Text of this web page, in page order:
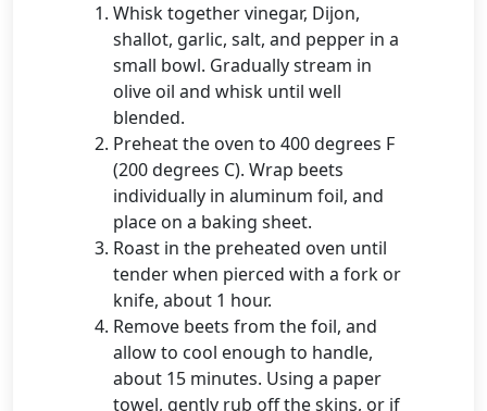
Whisk together vinegar, Dijon,
shallot, garlic, salt, and pepper in a
small bowl. Gradually stream in
olive oil and whisk until well
blended.
Preheat the oven to 400 degrees F
(200 degrees C). Wrap beets
individually in aluminum foil, and
place on a baking sheet.
Roast in the preheated oven until
tender when pierced with a fork or
knife, about 1 hour.
Remove beets from the foil, and
allow to cool enough to handle,
about 15 minutes. Using a paper
towel, gently rub off the skins, or if